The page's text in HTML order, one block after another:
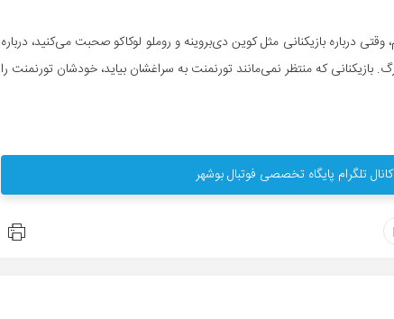
وقتی درباره بازیکنانی مثل کوین دی‌بروینه و روملو لوکاکو صحبت می‌کنید، درباره
بازیکنانی که منتظر نمی‌مانند تورنمنت به سراغشان بیاید، خودشان تورنمنت را
تلگرام پایگاه تخصصی فوتبال بوشهر